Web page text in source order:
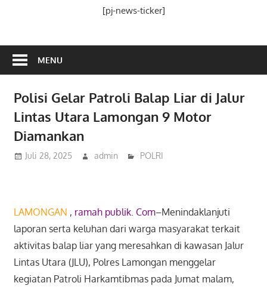
[pj-news-ticker]
MENU
Polisi Gelar Patroli Balap Liar di Jalur
Lintas Utara Lamongan 9 Motor
Diamankan
Juli 28, 2025 admin POLRI
LAMONGAN , ramah publik. Com–Menindaklanjuti
laporan serta keluhan dari warga masyarakat terkait
aktivitas balap liar yang meresahkan di kawasan Jalur
Lintas Utara (JLU), Polres Lamongan menggelar
kegiatan Patroli Harkamtibmas pada Jumat malam,